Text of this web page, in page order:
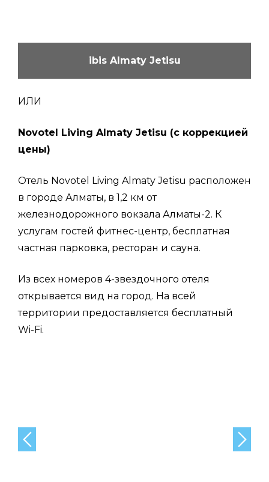
ibis Almaty Jetisu
ИЛИ
Novotel Living Almaty Jetisu (с коррекцией
цены)
Отель Novotel Living Almaty Jetisu расположен
в городе Алматы, в 1,2 км от
железнодорожного вокзала Алматы-2. К
услугам гостей фитнес-центр, бесплатная
частная парковка, ресторан и сауна.
Из всех номеров 4-звездочного отеля
открывается вид на город. На всей
территории предоставляется бесплатный
Wi-Fi.